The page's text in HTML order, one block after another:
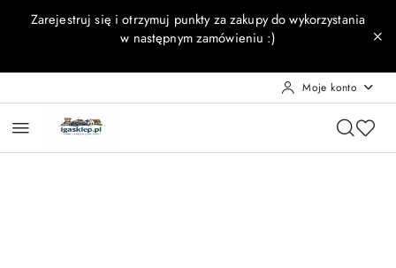
Przejdź do treści głównej
Przejdź do wyszukiwarki
Przejdź do moje konto
Przejdź do menu głównego
Przejdź do opisu produktu
Przejdź do stopki
Zarejestruj się i otrzymuj punkty za zakupy do wykorzystania
w następnym zamówieniu :)
Moje konto